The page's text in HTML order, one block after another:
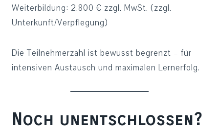
Weiterbildung: 2.800 € zzgl. MwSt. (zzgl.
Unterkunft/Verpflegung)
Die Teilnehmerzahl ist bewusst begrenzt – für
intensiven Austausch und maximalen Lernerfolg.
Noch unentschlossen?